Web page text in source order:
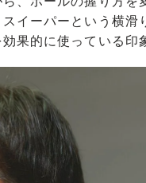
イーパーという横滑
果的に使っている印